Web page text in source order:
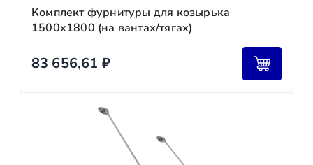
Комплект фурнитуры для козырька
1500х1800 (на вантах/тягах)
83 656,61 ₽